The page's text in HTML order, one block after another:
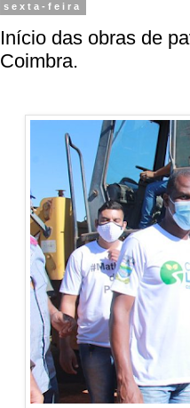
sexta-feira
Início das obras de
Coimbra.